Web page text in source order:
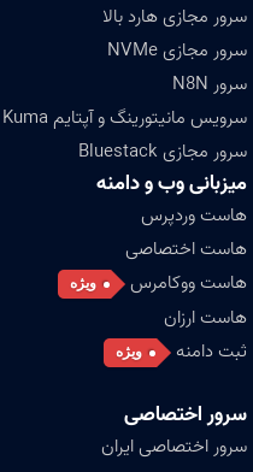
سرور مجازی هارد بالا
سرور مجازی NVMe
سرور N8N
سرویس مانیتورینگ و آپتایم Uptime Kuma
سرور مجازی Bluestack
میزبانی وب و دامنه
هاست وردپرس
هاست اختصاصی
هاست ووکامرس
ویژه
هاست ارزان
ثبت دامنه
ویژه
سرور اختصاصی
سرور اختصاصی ایران